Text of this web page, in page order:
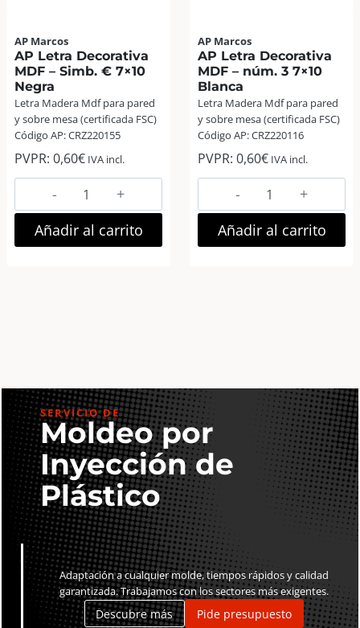
AP Marcos
AP Letra Decorativa
MDF – Simb. € 7×10
Negra
Letra Madera Mdf para pared
y sobre mesa (certificada FSC)
Código AP: CRZ220155
PVPR: 0,60€ IVA incl.
AP
Letra
Decorativa
MDF
Añadir al carrito
AP Marcos
AP Letra Decorativa
MDF – núm. 3 7×10
Blanca
Letra Madera Mdf para pared
y sobre mesa (certificada FSC)
Código AP: CRZ220116
PVPR: 0,60€ IVA incl.
AP
Letra
Decorativa
MDF
Añadir al carrito
SERVICIO DE
Moldeo por
Inyección de
Plástico
Adaptación a cualquier molde, tiempos rápidos y calidad
garantizada. Trabajamos con los sectores más exigentes.
Descubre más Pide presupuesto